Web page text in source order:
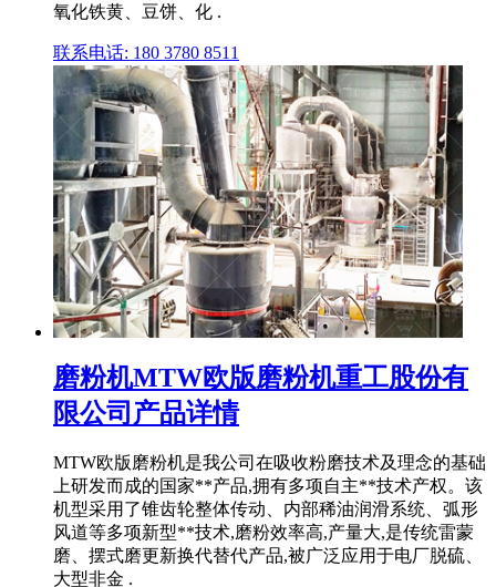
氧化铁黄、豆饼、化 .
联系电话: 180 3780 8511
磨粉机MTW欧版磨粉机重工股份有
限公司产品详情
MTW欧版磨粉机是我公司在吸收粉磨技术及理念的基础
上研发而成的国家**产品,拥有多项自主**技术产权。该
机型采用了锥齿轮整体传动、内部稀油润滑系统、弧形
风道等多项新型**技术,磨粉效率高,产量大,是传统雷蒙
磨、摆式磨更新换代替代产品,被广泛应用于电厂脱硫、
大型非金 .